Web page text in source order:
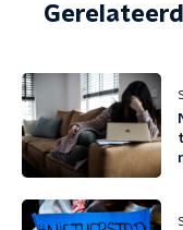
Gerelateerd